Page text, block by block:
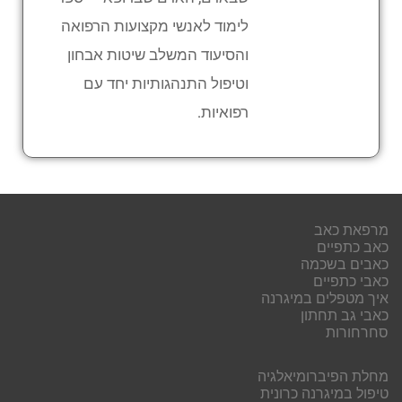
לימוד לאנשי מקצועות הרפואה
והסיעוד המשלב שיטות אבחון
וטיפול התנהגותיות יחד עם
רפואיות.
מרפאת כאב
כאב כתפיים
כאבים בשכמה
כאבי כתפיים
איך מטפלים במיגרנה
כאבי גב תחתון
סחרחורות
מחלת הפיברומיאלגיה
טיפול במיגרנה כרונית